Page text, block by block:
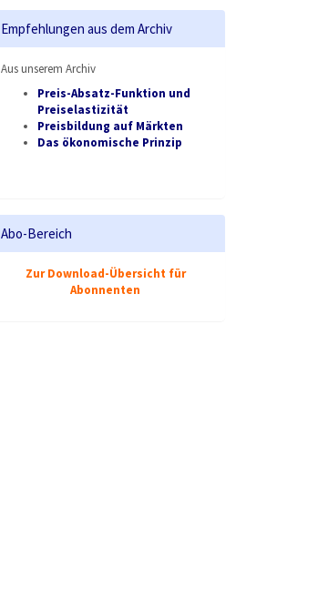
Empfehlungen aus dem Archiv
Aus unserem Archiv
Preis-Absatz-Funktion und
Preiselastizität
Preisbildung auf Märkten
Das ökonomische Prinzip
Abo-Bereich
Zur Download-Übersicht für
Abonnenten